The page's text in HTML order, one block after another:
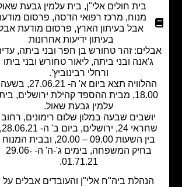
בית חולים אלי"ן,בית עלמין גבעת שאול,
מנוח, מרכז רפואי הדסה, פרסום מודעת
אבל בעיתון הארץ,פרסום מודעת אבל
בעיתון ידיעות אחרונות
זהר טחורש בן חפר ובני ביתה, עדית
ובני ביתה, ליאור טחורש ובני ביתו
ורחלי רבינוביץ'.
ההלוויה תצא ביום א' ה- 27.06.21, בשעה
18.00, מבית ההספד קהילת ירושלים, בית
עלמין גבעת שאול.
שבעה במלון שלום רימונים, רחוב
שחראי 24, ירושלים, ביום ב' ה- 28.06.21,
בין השעות 09.00 – 20.00, ובבית המנוח
בחיק המשפחה, בימים ג'-ה' ה- 29.06-
01.71.21.
ביה"ח אלי"ן והעובדים אבלים על